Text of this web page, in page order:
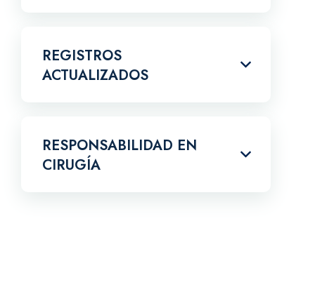
REGISTROS
ACTUALIZADOS
RESPONSABILIDAD EN
CIRUGÍA